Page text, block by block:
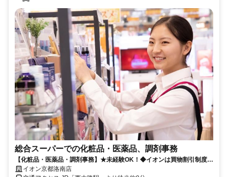
総合スーパーでの化粧品・医薬品、調剤事務
【化粧品・医薬品・調剤事務】★未経験OK！◆イオンは買物割引制度な
ど福利厚生充実で長期勤務可能♪
イオン京都洛南店